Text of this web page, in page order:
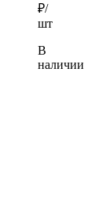
₽/
шт
В
наличии